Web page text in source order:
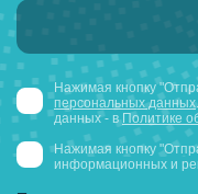
Нажимая кнопку
персональных данных
данных - вПолитике
Нажимая кнопку
информационных и